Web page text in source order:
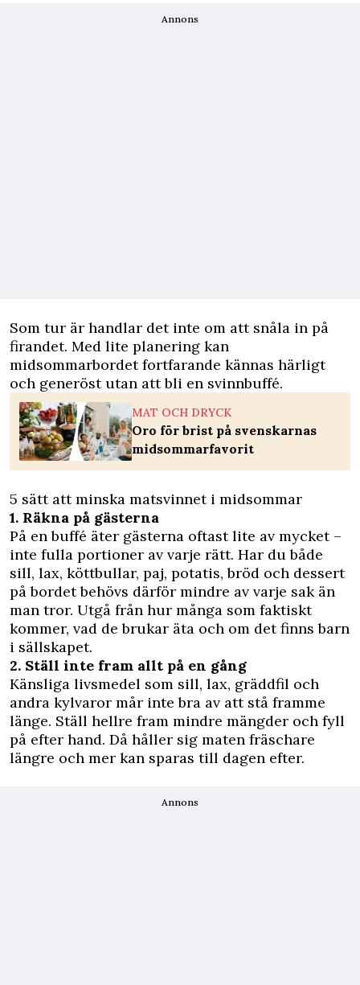
Annons
Som tur är handlar det inte om att snåla in på
firandet. Med lite planering kan
midsommarbordet fortfarande kännas härligt
och generöst utan att bli en svinnbuffé.
MAT OCH DRYCK
Oro för brist på svenskarnas
midsommarfavorit
5 sätt att minska matsvinnet i midsommar
1. Räkna på gästerna
På en buffé äter gästerna oftast lite av mycket –
inte fulla portioner av varje rätt. Har du både
sill, lax, köttbullar, paj, potatis, bröd och dessert
på bordet behövs därför mindre av varje sak än
man tror. Utgå från hur många som faktiskt
kommer, vad de brukar äta och om det finns barn
i sällskapet.
2. Ställ inte fram allt på en gång
Känsliga livsmedel som sill, lax, gräddfil och
andra kylvaror mår inte bra av att stå framme
länge. Ställ hellre fram mindre mängder och fyll
på efter hand. Då håller sig maten fräschare
längre och mer kan sparas till dagen efter.
Annons